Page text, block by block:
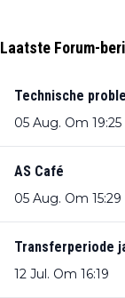
Laatste Forum-
Technische
05 Aug. Om 19:25
AS Café
05 Aug. Om 15:29
Transferperiode
12 Jul. Om 16:19